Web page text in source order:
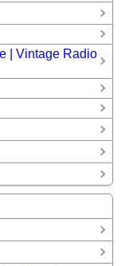
| Vintage Radio